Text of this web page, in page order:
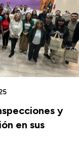
y
en sus